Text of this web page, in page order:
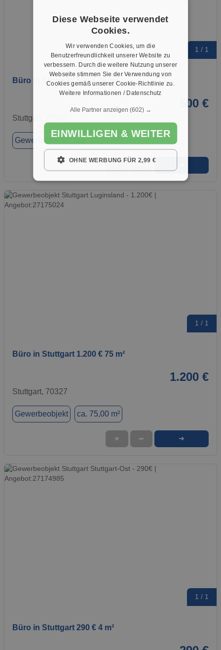
1 / 1
Büro in Stuttgart 500 € 30 m²
500 €
Stuttgart, 70327
Gewerbeobjekt
➦
1 / 1
Büro in Stuttgart 1.200 € 75 m²
1.200 €
Stuttgart, 70327
Gewerbeobjekt ca. 75,00 m²
★ ➦ ➜
1 / 1
Büro in Stuttgart 290 € 4 m²
Diese Webseite verwendet
Cookies.
Wir verwenden Cookies, um die
Benutzerfreundlichkeit unserer Website zu
verbessern. Durch die weitere Nutzung unserer
Webseite stimmen Sie der Verwendung von
Cookies gemäß unserer Cookie-Richtlinie zu.
Weitere Informationen / Datenschutz
Alle Partner anzeigen (602) →
EINWILLIGEN & WEITER
OHNE WERBUNG FÜR 2,99 €